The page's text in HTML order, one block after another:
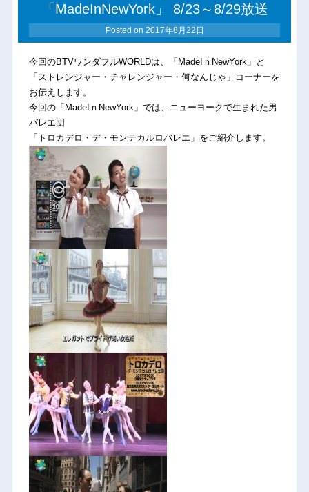
「MadeInNewYork」 8/23～8/29放送
Posted on 2017年8月22日
今回のBTVワンダフルWORLDは、「MadeIｎNewYork」と
「ストレンジャー・チャレンジャー・何なんじゃ」コーナーを
お伝えします。
今回の「MadeIｎNewYork」では、ニューヨークで生まれた男
バレエ団
「トロカデロ・デ・モンテカルロバレエ」をご紹介します。